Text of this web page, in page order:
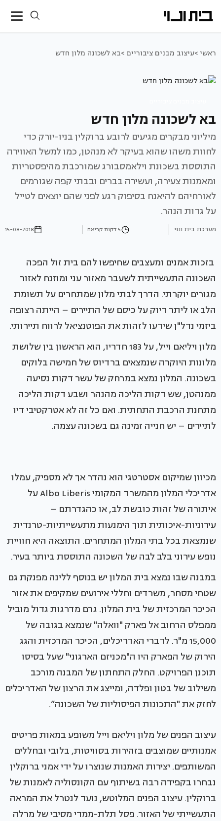
ראשי >עיצוב מבנים ציבוריים >בא לשכונה מלון חדש
בא לשכונה מלון חדש
מיליוני מבקרים מגיעים לרובע ברוקלין בניו-יורק כדי
לחוות משהו שהוא בעיקר לא מנהטן, כמו למשל האווירה
התוססת בשכונת וילאמסבורג שמורכבת מהיפסטריות
ומאמנות צעירה, ועשירה בברים ובבתי קפה שגורמים
לאורחיהם להיאנח בסיפוק רגע לפני שהם יוצאים לטייל
על גדות הנהר.
מערכת בית ונוי 5 דקות קריאה 15-08-2018
בזכות אמנים ומעצבים שחיפשו להם בית זול הפכה
השכונה התעשייתית לשעבר מאזור עני ומוזנח לאזור
מגורים יוקרתי. הדרך לבתי מלון שמתחרים על תשומת
הלב או ליתר דיוק על כיסם של התיירים – הייתה רצופה
ביזמי נדל"ן שידעו לזהות את הפוטנציאל לרווח תיירותי.
מלון ויליאם וייל, על 183 חדריו, הוא הראשון בין שלושת
מלונות היוקרה שנמצאים ברדיוס של חמישה בלוקים
בשכונה. המלון נמצא במרחק של עשר דקות נסיעה
ממנהטן, שש דקות הליכה מהנהר ושבע דקות הליכה
מתחנת הרכבת התחתית. ואם כל זה לא אטרקטיבי דיו
לתיירים – יש חנייה זמינה גם בשכונה עצמה.
מכיוון שמיקום אסטרטגי הוא נהדר אך לא מספיק, עמלו
אדריכלי המלון מהמשרד המקומי Albo Liberis על
איתורה של זהות כובשת לב, או כהגדרתם –
עירוניות-איכותית תוך הימנעות מתעשייתיות-טרנדית
שנמצאת בכל בתי המלון המתחרים. התוצאה היא חוויית
נופש עירוני בלב לבה של השכונה התוססת ביותר בעיר.
במבנה שבו נמצא בית המלון יש בנוסף ללינה מפנקת גם
שטחי מסחר, משרדים וחללי אירועים שמקיפים את אזור
הכיכר המרכזית של בית המלון. גרם מדרגות גדול מוביל
ממפלס הרחוב אל פארק "וואלה" שנמצא בגובה של
15,000 מ"ר. לדברי האדריכלים, הכיכר המרכזית והגג
הירוק של הפארק היו ה"מכניזם הארגוני" שעל בסיסו
תוכנן הפרויקט. החלק התחתון של המבנה מורכב
משילוב של בטון ופלדה, ומייצג את הרצון של האדריכלים
לחזק את "התכונות הפיסוליות של השכונה”.
עיצוב הפנים של מלון ויליאם וייל משופע במאות פריטים
אמנותיים שמוצבים בזהירות בסוויטות, בלובי ובחללים
המשותפים. יצירות האמנות שנוצרו על ידי אמני ברוקלין
נבחרו בקפידה רבה בשיתוף עם הקונסוליה לאמנות של
ברוקלין. עיצוב הפנים המלוטש, נועד לנטרל את המראה
התעשייתי של האזור. פסל תלת-ממדי מסיבי של מרלה